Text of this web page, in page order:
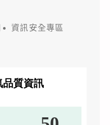
資訊安全專區